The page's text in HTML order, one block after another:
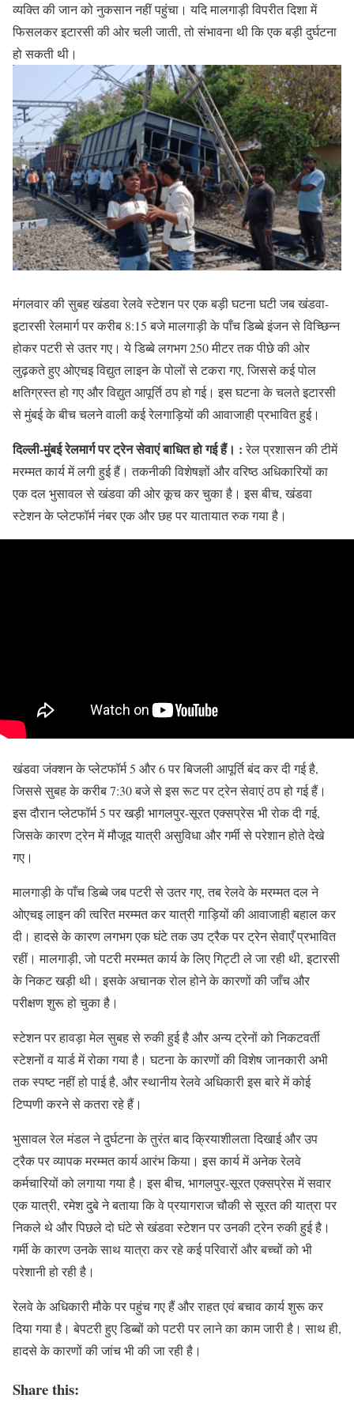
व्यक्ति की जान को नुकसान नहीं पहुंचा। यदि मालगाड़ी विपरीत दिशा में
फिसलकर इटारसी की ओर चली जाती, तो संभावना थी कि एक बड़ी दुर्घटना
हो सकती थी।
मंगलवार की सुबह खंडवा रेलवे स्टेशन पर एक बड़ी घटना घटी जब खंडवा-
इटारसी रेलमार्ग पर करीब 8:15 बजे मालगाड़ी के पाँच डिब्बे इंजन से विच्छिन्न
होकर पटरी से उतर गए। ये डिब्बे लगभग 250 मीटर तक पीछे की ओर
लुढ़कते हुए ओएचइ विद्युत लाइन के पोलों से टकरा गए, जिससे कई पोल
क्षतिग्रस्त हो गए और विद्युत आपूर्ति ठप हो गई। इस घटना के चलते इटारसी
से मुंबई के बीच चलने वाली कई रेलगाड़ियों की आवाजाही प्रभावित हुई।
दिल्ली-मुंबई रेलमार्ग पर ट्रेन सेवाएं बाधित हो गई हैं। :रेल प्रशासन की टीमें
मरम्मत कार्य में लगी हुई हैं। तकनीकी विशेषज्ञों और वरिष्ठ अधिकारियों का
एक दल भुसावल से खंडवा की ओर कूच कर चुका है। इस बीच, खंडवा
स्टेशन के प्लेटफॉर्म नंबर एक और छह पर यातायात रुक गया है।
खंडवा जंक्शन के प्लेटफॉर्म 5 और 6 पर बिजली आपूर्ति बंद कर दी गई है,
जिससे सुबह के करीब 7:30 बजे से इस रूट पर ट्रेन सेवाएं ठप हो गई हैं।
इस दौरान प्लेटफॉर्म 5 पर खड़ी भागलपुर-सूरत एक्सप्रेस भी रोक दी गई,
जिसके कारण ट्रेन में मौजूद यात्री असुविधा और गर्मी से परेशान होते देखे
गए।
मालगाड़ी के पाँच डिब्बे जब पटरी से उतर गए, तब रेलवे के मरम्मत दल ने
ओएचइ लाइन की त्वरित मरम्मत कर यात्री गाड़ियों की आवाजाही बहाल कर
दी। हादसे के कारण लगभग एक घंटे तक उप ट्रैक पर ट्रेन सेवाएँ प्रभावित
रहीं। मालगाड़ी, जो पटरी मरम्मत कार्य के लिए गिट्टी ले जा रही थी, इटारसी
के निकट खड़ी थी। इसके अचानक रोल होने के कारणों की जाँच और
परीक्षण शुरू हो चुका है।
स्टेशन पर हावड़ा मेल सुबह से रुकी हुई है और अन्य ट्रेनों को निकटवर्ती
स्टेशनों व यार्ड में रोका गया है। घटना के कारणों की विशेष जानकारी अभी
तक स्पष्ट नहीं हो पाई है, और स्थानीय रेलवे अधिकारी इस बारे में कोई
टिप्पणी करने से कतरा रहे हैं।
भुसावल रेल मंडल ने दुर्घटना के तुरंत बाद क्रियाशीलता दिखाई और उप
ट्रैक पर व्यापक मरम्मत कार्य आरंभ किया। इस कार्य में अनेक रेलवे
कर्मचारियों को लगाया गया है। इस बीच, भागलपुर-सूरत एक्सप्रेस में सवार
एक यात्री, रमेश दुबे ने बताया कि वे प्रयागराज चौकी से सूरत की यात्रा पर
निकले थे और पिछले दो घंटे से खंडवा स्टेशन पर उनकी ट्रेन रुकी हुई है।
गर्मी के कारण उनके साथ यात्रा कर रहे कई परिवारों और बच्चों को भी
परेशानी हो रही है।
रेलवे के अधिकारी मौके पर पहुंच गए हैं और राहत एवं बचाव कार्य शुरू कर
दिया गया है। बेपटरी हुए डिब्बों को पटरी पर लाने का काम जारी है। साथ ही,
हादसे के कारणों की जांच भी की जा रही है।
Share this: